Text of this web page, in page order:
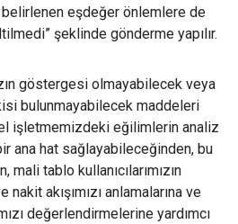
belirlenen eşdeğer önlemlere de
şeklinde gönderme yapılır.
göstergesi olmayabilecek veya
bulunmayabilecek maddeleri
işletmemizdeki eğilimlerin analiz
ana hat sağlayabileceğinden, bu
tablo kullanıcılarımızın
nakit akışımızı anlamalarına ve
değerlendirmelerine yardımcı